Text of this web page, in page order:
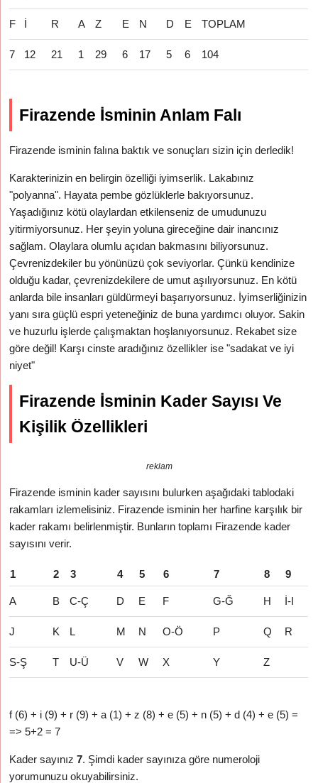
F İ R A Z E N D E TOPLAM
7 12 21 1 29 6 17 5 6 104
Firazende İsminin Anlam Falı
Firazende isminin falına baktık ve sonuçları sizin için derledik!
Karakterinizin en belirgin özelliği iyimserlik. Lakabınız
"polyanna". Hayata pembe gözlüklerle bakıyorsunuz.
Yaşadığınız kötü olaylardan etkilenseniz de umudunuzu
yitirmiyorsunuz. Her şeyin yoluna gireceğine dair inancınız
sağlam. Olaylara olumlu açıdan bakmasını biliyorsunuz.
Çevrenizdekiler bu yönünüzü çok seviyorlar. Çünkü kendinize
olduğu kadar, çevrenizdekilere de umut aşılıyorsunuz. En kötü
anlarda bile insanları güldürmeyi başarıyorsunuz. İyimserliğinizin
yanı sıra güçlü espri yeteneğiniz de buna yardımcı oluyor. Sakin
ve huzurlu işlerde çalışmaktan hoşlanıyorsunuz. Rekabet size
göre değil! Karşı cinste aradığınız özellikler ise "sadakat ve iyi
niyet"
Firazende İsminin Kader Sayısı Ve
Kişilik Özellikleri
reklam
Firazende isminin kader sayısını bulurken aşağıdaki tablodaki
rakamları izlemelisiniz. Firazende isminin her harfine karşılık bir
kader rakamı belirlenmiştir. Bunların toplamı Firazende kader
sayısını verir.
1 2 3 4 5 6 7 8 9
A B C-Ç D E F G-Ğ H İ-I
J K L M N O-Ö P Q R
S-Ş T U-Ü V W X Y Z
f (6) + i (9) + r (9) + a (1) + z (8) + e (5) + n (5) + d (4) + e (5) =
=> 5+2 = 7
Kader sayınız7. Şimdi kader sayınıza göre numeroloji
yorumunuzu okuyabilirsiniz.